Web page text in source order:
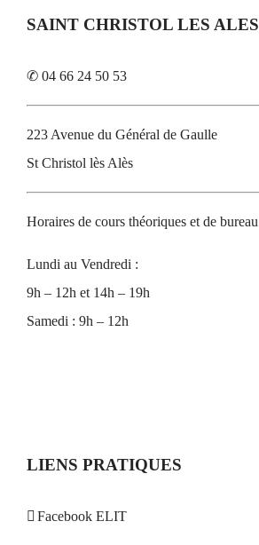
SAINT CHRISTOL LES ALES
✆ 04 66 24 50 53
223 Avenue du Général de Gaulle
St Christol lès Alès
Horaires de cours théoriques et de bureau
Lundi au Vendredi :
9h – 12h et 14h – 19h
Samedi : 9h – 12h
LIENS PRATIQUES
Facebook ELIT